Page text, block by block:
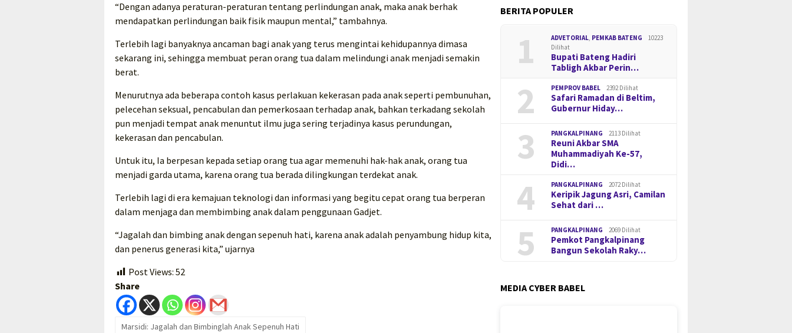
“Dengan adanya peraturan-peraturan tentang perlindungan anak, maka anak berhak
mendapatkan perlindungan baik fisik maupun mental,” tambahnya.
Terlebih lagi banyaknya ancaman bagi anak yang terus mengintai kehidupannya dimasa
sekarang ini, sehingga membuat peran orang tua dalam melindungi anak menjadi semakin
berat.
Menurutnya ada beberapa contoh kasus perlakuan kekerasan pada anak seperti pembunuhan,
pelecehan seksual, pencabulan dan pemerkosaan terhadap anak, bahkan terkadang sekolah
pun menjadi tempat anak menuntut ilmu juga sering terjadinya kasus perundungan,
kekerasan dan pencabulan.
Untuk itu, Ia berpesan kepada setiap orang tua agar memenuhi hak-hak anak, orang tua
menjadi garda utama, karena orang tua berada dilingkungan terdekat anak.
Terlebih lagi di era kemajuan teknologi dan informasi yang begitu cepat orang tua berperan
dalam menjaga dan membimbing anak dalam penggunaan Gadjet.
“Jagalah dan bimbing anak dengan sepenuh hati, karena anak adalah penyambung hidup kita,
dan penerus generasi kita,” ujarnya
Post Views: 52
Share
Marsidi: Jagalah dan Bimbinglah Anak Sepenuh Hati
BERITA POPULER
1 ADVETORIAL PEMKAB BATENG
10223
Dilihat
Bupati Bateng Hadiri
Tabligh Akbar Perin…
2 PEMPROV BABEL 2392 Dilihat
Safari Ramadan di Beltim,
Gubernur Hiday…
3 PANGKALPINANG 2113 Dilihat
Reuni Akbar SMA
Muhammadiyah Ke-57,
Didi…
4 PANGKALPINANG 2072 Dilihat
Keripik Jagung Asri, Camilan
Sehat dari …
5 PANGKALPINANG 2069 Dilihat
Pemkot Pangkalpinang
Bangun Sekolah Raky…
MEDIA CYBER BABEL